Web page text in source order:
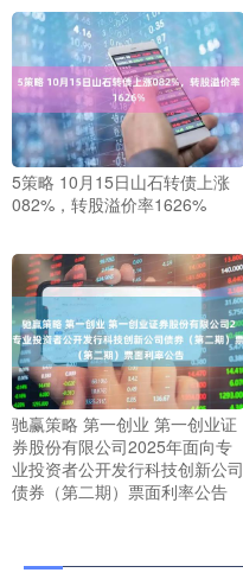
5策略 10月15日山石转债上涨
082%，转股溢价率1626%
驰赢策略 第一创业 第一创业证
券股份有限公司2025年面向专
业投资者公开发行科技创新公司
债券（第二期）票面利率公告